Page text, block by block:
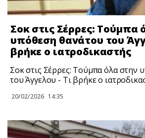
Σoκ στις Σέρρες: Τούμπα
υπόθεση θαvάτου του
βρήκε ο ιατροδικαστής
Σoκ στις Σέρρες: Τούμπα όλα στην
του Άγγελου - Τι βρήκε ο
20/02/2026 14:35